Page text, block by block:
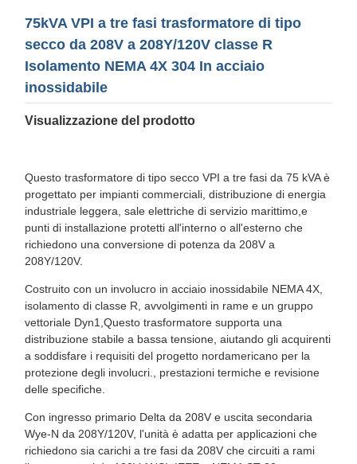
75kVA VPI a tre fasi trasformatore di tipo
secco da 208V a 208Y/120V classe R
Isolamento NEMA 4X 304 In acciaio
inossidabile
Visualizzazione del prodotto
Questo trasformatore di tipo secco VPI a tre fasi da 75 kVA è
progettato per impianti commerciali, distribuzione di energia
industriale leggera, sale elettriche di servizio marittimo,e
punti di installazione protetti all'interno o all'esterno che
richiedono una conversione di potenza da 208V a
208Y/120V.
Costruito con un involucro in acciaio inossidabile NEMA 4X,
isolamento di classe R, avvolgimenti in rame e un gruppo
vettoriale Dyn1,Questo trasformatore supporta una
distribuzione stabile a bassa tensione, aiutando gli acquirenti
a soddisfare i requisiti del progetto nordamericano per la
protezione degli involucri., prestazioni termiche e revisione
delle specifiche.
Con ingresso primario Delta da 208V e uscita secondaria
Wye-N da 208Y/120V, l'unità è adatta per applicazioni che
richiedono sia carichi a tre fasi da 208V che circuiti a rami